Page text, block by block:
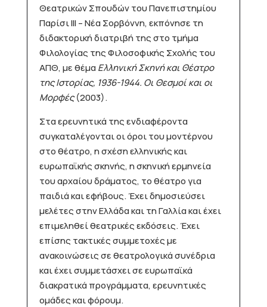
Θεατρικών Σπουδών του Πανεπιστημίου
Παρίσι ΙΙΙ – Νέα Σορβόννη, εκπόνησε τη
διδακτορική διατριβή της στο τμήμα
Φιλολογίας της Φιλοσοφικής Σχολής του
ΑΠΘ, με θέμα Ελληνική Σκηνή και Θέατρο
της Ιστορίας, 1936-1944. Οι Θεσμοί και οι
Μορφές(2003).
Στα ερευνητικά της ενδιαφέροντα
συγκαταλέγονται οι όροι του μοντέρνου
στο θέατρο, η σχέση ελληνικής και
ευρωπαϊκής σκηνής, η σκηνική ερμηνεία
του αρχαίου δράματος, το θέατρο για
παιδιά και εφήβους. Έχει δημοσιεύσει
μελέτες στην Ελλάδα και τη Γαλλία και έχει
επιμεληθεί θεατρικές εκδόσεις. Έχει
επίσης τακτικές συμμετοχές με
ανακοινώσεις σε θεατρολογικά συνέδρια
και έχει συμμετάσχει σε ευρωπαϊκά
διακρατικά προγράμματα, ερευνητικές
ομάδες και φόρουμ.